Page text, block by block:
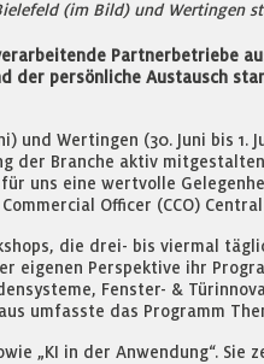
(im Bild) und Wertingen
Partnerbetriebe
der persönliche Austausch
und Wertingen (30. Juni bis
Branche aktiv
uns eine wertvolle
Officer (CCO)
die drei- bis viermal
Perspektive ihr
Fenster- &
umfasste das Programm
„KI in der Anwendung“. Sie